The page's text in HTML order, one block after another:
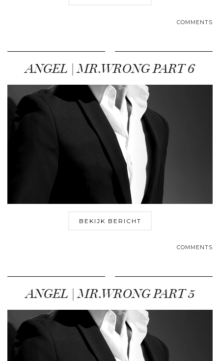
COMMENTS
ANGEL | MR.WRONG PART 6
BEKIJK BERICHT
COMMENTS
ANGEL | MR.WRONG PART 5